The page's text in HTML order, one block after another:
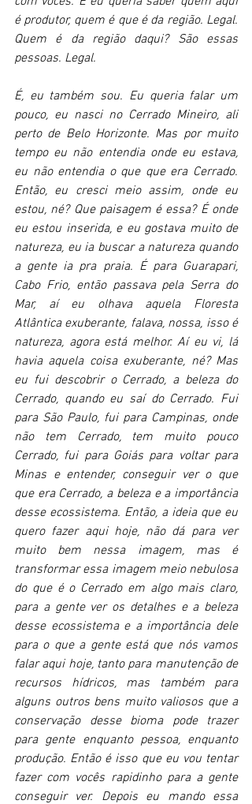
é produtor, quem é que é da região. Legal.
Quem é da região daqui? São essas
pessoas. Legal.
É, eu também sou. Eu queria falar um
pouco, eu nasci no Cerrado Mineiro, ali
perto de Belo Horizonte. Mas por muito
tempo eu não entendia onde eu estava,
eu não entendia o que que era Cerrado.
Então, eu cresci meio assim, onde eu
estou, né? Que paisagem é essa? É onde
eu estou inserida, e eu gostava muito de
natureza, eu ia buscar a natureza quando
a gente ia pra praia. É para Guarapari,
Cabo Frio, então passava pela Serra do
Mar, aí eu olhava aquela Floresta
Atlântica exuberante, falava, nossa, isso é
natureza, agora está melhor. Aí eu vi, lá
havia aquela coisa exuberante, né? Mas
eu fui descobrir o Cerrado, a beleza do
Cerrado, quando eu saí do Cerrado. Fui
para São Paulo, fui para Campinas, onde
não tem Cerrado, tem muito pouco
Cerrado, fui para Goiás para voltar para
Minas e entender, conseguir ver o que
que era Cerrado, a beleza e a importância
desse ecossistema. Então, a ideia que eu
quero fazer aqui hoje, não dá para ver
muito bem nessa imagem, mas é
transformar essa imagem meio nebulosa
do que é o Cerrado em algo mais claro,
para a gente ver os detalhes e a beleza
desse ecossistema e a importância dele
para o que a gente está que nós vamos
falar aqui hoje, tanto para manutenção de
recursos hídricos, mas também para
alguns outros bens muito valiosos que a
conservação desse bioma pode trazer
para gente enquanto pessoa, enquanto
produção. Então é isso que eu vou tentar
fazer com vocês rapidinho para a gente
conseguir ver. Depois eu mando essa